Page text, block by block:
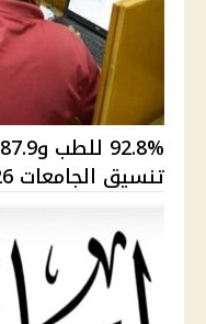
تنسيق الجامعات 2026 وأماكن المرحلة ...